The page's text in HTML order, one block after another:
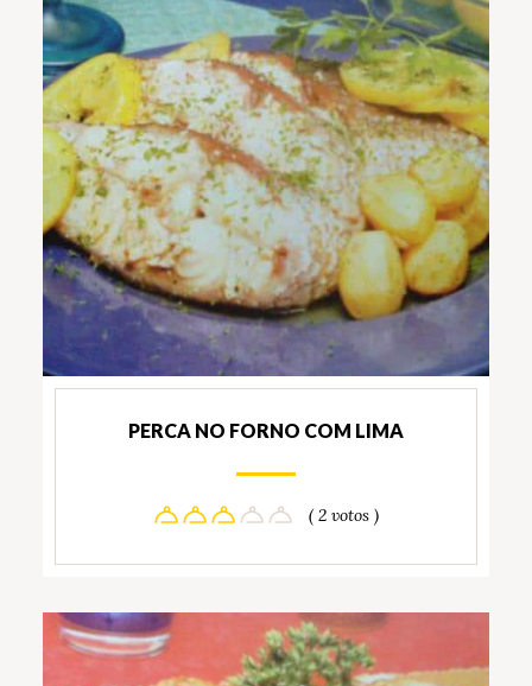
PERCA NO FORNO COM LIMA
( 2 votos )